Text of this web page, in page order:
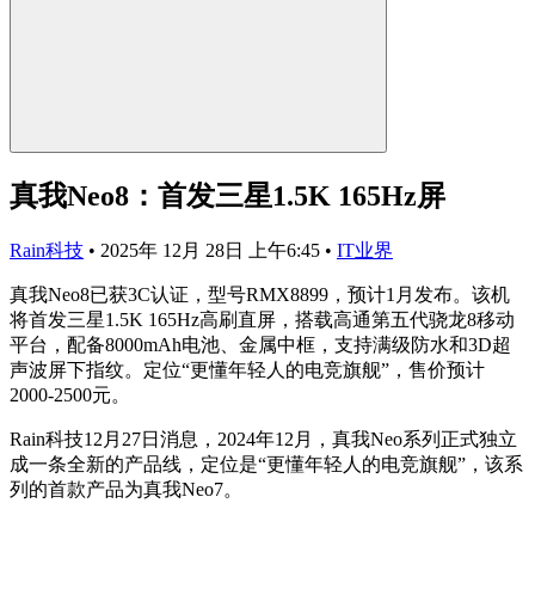
真我Neo8：首发三星1.5K 165Hz屏
Rain科技 • 2025年 12月 28日 上午6:45 • IT业界
真我Neo8已获3C认证，型号RMX8899，预计1月发布。该机
将首发三星1.5K 165Hz高刷直屏，搭载高通第五代骁龙8移动
平台，配备8000mAh电池、金属中框，支持满级防水和3D超
声波屏下指纹。定位“更懂年轻人的电竞旗舰”，售价预计
2000-2500元。
Rain科技12月27日消息，2024年12月，真我Neo系列正式独立
成一条全新的产品线，定位是“更懂年轻人的电竞旗舰”，该系
列的首款产品为真我Neo7。